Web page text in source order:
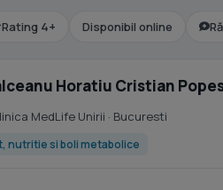
Rating 4+ Disponibil online
Horatiu Cristian
MedLife Unirii · Bucuresti
nutritie si boli metabolice